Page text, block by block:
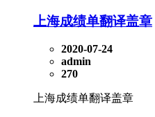
上海成绩单翻译盖章
2020-07-24
admin
270
上海成绩单翻译盖章